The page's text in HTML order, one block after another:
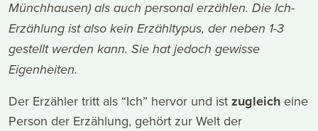
Münchhausen) als auch personal erzählen. Die Ich-
Erzählung ist also kein Erzähltypus, der neben 1-3
gestellt werden kann. Sie hat jedoch gewisse
Eigenheiten.
Der Erzähler tritt als “Ich” hervor und ist zugleich eine
Person der Erzählung, gehört zur Welt der